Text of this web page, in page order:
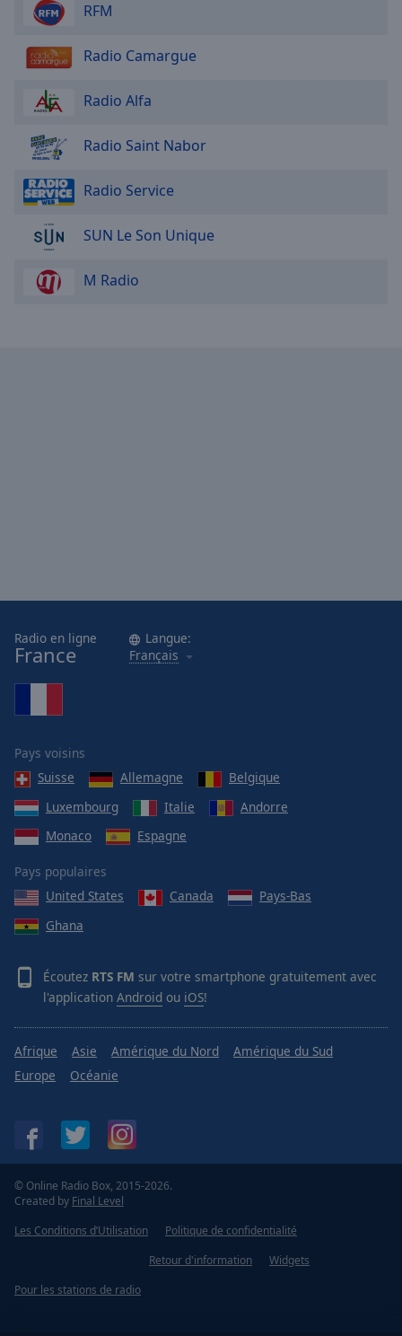
RFM
Radio Camargue
Radio Alfa
Radio Saint Nabor
Radio Service
SUN Le Son Unique
M Radio
Radio en ligne
France
Langue:
Français
Pays voisins
Suisse
Allemagne
Belgique
Luxembourg
Italie
Andorre
Monaco
Espagne
Pays populaires
United States
Canada
Pays-Bas
Ghana
Écoutez RTS FM sur votre smartphone gratuitement avec
l'application Android ou iOS!
Afrique Asie Amérique du Nord
Amérique du Sud
Europe
Océanie
© Online Radio Box, 2015-2026.
Created by Final Level
Les Conditions d’Utilisation
Politique de confidentialité
Retour d'information
Widgets
Pour les stations de radio